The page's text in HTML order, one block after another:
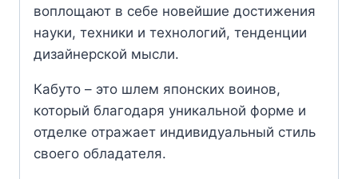
воплощают в себе новейшие достижения
науки, техники и технологий, тенденции
дизайнерской мысли.
Кабуто – это шлем японских воинов,
который благодаря уникальной форме и
отделке отражает индивидуальный стиль
своего обладателя.